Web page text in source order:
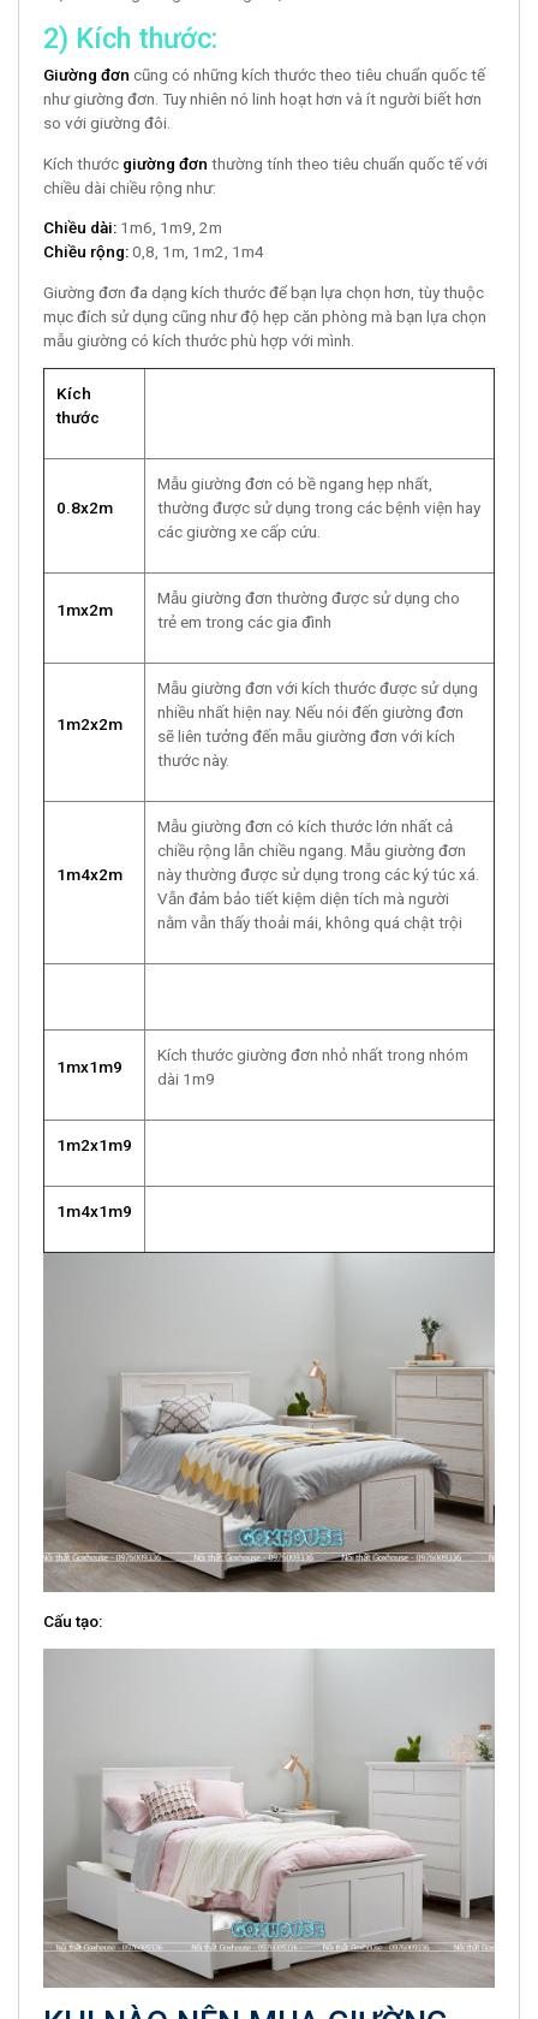
2) Kích thước:
Giường đơn cũng có những kích thước theo tiêu chuẩn quốc tế
như giường đơn. Tuy nhiên nó linh hoạt hơn và ít người biết hơn
so với giường đôi.
Kích thước giường đơn thường tính theo tiêu chuẩn quốc tế với
chiều dài chiều rộng như:
Chiều dài: 1m6, 1m9, 2m
Chiều rộng:0,8, 1m, 1m2, 1m4
Giường đơn đa dạng kích thước để bạn lựa chọn hơn, tùy thuộc
mục đích sử dụng cũng như độ hẹp căn phòng mà bạn lựa chọn
mẫu giường có kích thước phù hợp với mình.
Kích
thước
0.8x2m
Mẫu giường đơn có bề ngang hẹp nhất,
thường được sử dụng trong các bệnh viện hay
các giường xe cấp cứu.
1mx2m
Mẫu giường đơn thường được sử dụng cho
trẻ em trong các gia đình
1m2x2m
Mẫu giường đơn với kích thước được sử dụng
nhiều nhất hiện nay. Nếu nói đến giường đơn
sẽ liên tưởng đến mẫu giường đơn với kích
thước này.
1m4x2m
Mẫu giường đơn có kích thước lớn nhất cả
chiều rộng lẫn chiều ngang. Mẫu giường đơn
này thường được sử dụng trong các ký túc xá.
Vẫn đảm bảo tiết kiệm diện tích mà người
nằm vẫn thấy thoải mái, không quá chật trội
1mx1m9
Kích thước giường đơn nhỏ nhất trong nhóm
dài 1m9
1m2x1m9
1m4x1m9
Cấu tạo: